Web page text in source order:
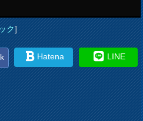
ク]
Hatena LINE